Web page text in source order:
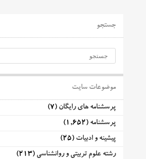
جستجو
موضوعات سایت
پرسشنامه های رایگان (7)
پرسشنامه (1,652)
پیشینه و ادبیات (25)
رشته علوم تربیتی و روانشناسی (213)